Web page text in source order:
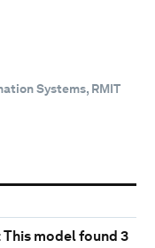
Systems, RMIT
model found 3